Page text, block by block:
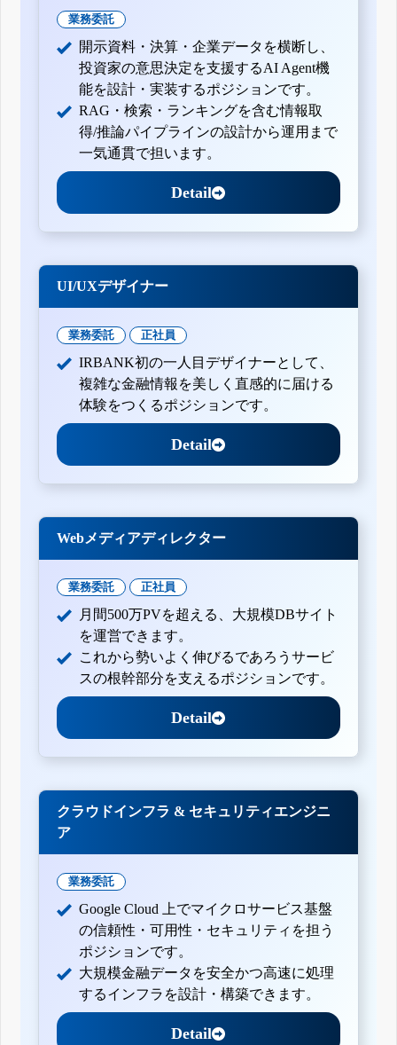
業務委託
開示資料・決算・企業データを横断し、
投資家の意思決定を支援するAI Agent機
能を設計・実装するポジションです。
RAG・検索・ランキングを含む情報取
得/推論パイプラインの設計から運用まで
一気通貫で担います。
Detail
UI/UXデザイナー
業務委託 正社員
IRBANK初の一人目デザイナーとして、
複雑な金融情報を美しく直感的に届ける
体験をつくるポジションです。
Detail
Webメディアディレクター
業務委託 正社員
月間500万PVを超える、大規模DBサイト
を運営できます。
これから勢いよく伸びるであろうサービ
スの根幹部分を支えるポジションです。
Detail
クラウドインフラ & セキュリティエンジニ
ア
業務委託
Google Cloud 上でマイクロサービス基盤
の信頼性・可用性・セキュリティを担う
ポジションです。
大規模金融データを安全かつ高速に処理
するインフラを設計・構築できます。
Detail